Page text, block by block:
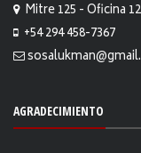
Mitre 125 - Oficina
+54 294 458-7367
AGRADECIMIENTO